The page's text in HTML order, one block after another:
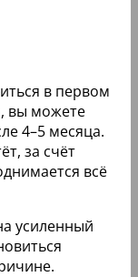
в первом
вы можете
4–5 месяца.
за счёт
всё
усиленный